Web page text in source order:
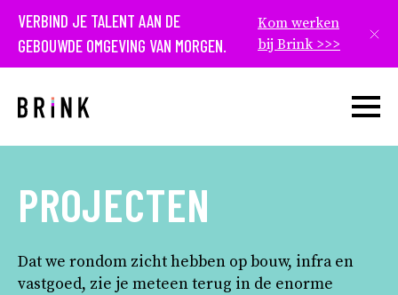
VERBIND JE TALENT AAN DE
GEBOUWDE OMGEVING VAN MORGEN.
Kom werken
bij Brink >>>
Open
PROJECTEN
Dat we rondom zicht hebben op bouw, infra en
vastgoed, zie je meteen terug in de enorme